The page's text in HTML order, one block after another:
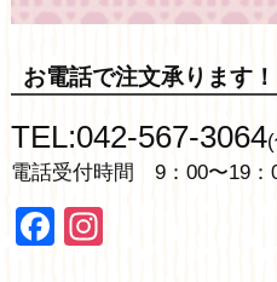
お電話で注文承ります！
TEL:042-567-3064
電話受付時間 9：00〜19：
Facebook